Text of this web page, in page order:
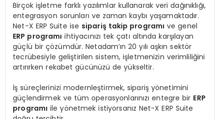
Birçok işletme farklı yazılımlar kullanarak veri dağınıklığı,
entegrasyon sorunları ve zaman kaybı yaşamaktadır.
Net-X ERP Suite ise sipariş takip programı ve genel
ERP programı ihtiyacınızı tek çatı altında karşılayan
güçlü bir çözümdür. Netadam’ın 20 yılı aşkın sektör
tecrübesiyle geliştirilen sistem, işletmenizin verimliliğini
artırırken rekabet gücünüzü de yükseltir.
İş süreçlerinizi modernleştirmek, sipariş yönetimini
güçlendirmek ve tüm operasyonlarınızı entegre bir ERP
programı ile yönetmek istiyorsanız Net-X ERP Suite